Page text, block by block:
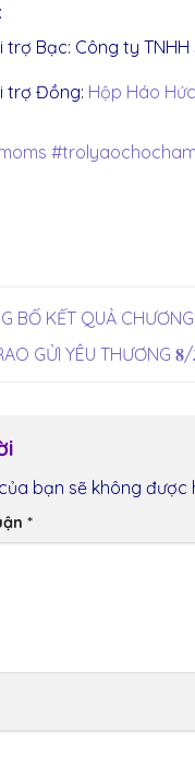
trợ Bạc: Công ty TNHH
trợ Đồng: Hộp Háo Hức
BỐ KẾT QUẢ
GỬI YÊU THƯƠNG 𝟖/
bạn sẽ không được
*